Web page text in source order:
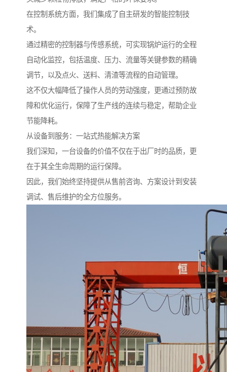
在控制系统方面，我们集成了自主研发的智能控制技
术。
通过精密的控制器与传感系统，可实现锅炉运行的全程
自动化监控，包括温度、压力、流量等关键参数的精确
调节，以及点火、送料、清渣等流程的自动管理。
这不仅大幅降低了操作人员的劳动强度，更通过预防故
障和优化运行，保障了生产线的连续与稳定，帮助企业
节能降耗。
从设备到服务：一站式热能解决方案
我们深知，一台设备的价值不仅在于出厂时的品质，更
在于其全生命周期的运行保障。
因此，我们始终坚持提供从售前咨询、方案设计到安装
调试、售后维护的全方位服务。